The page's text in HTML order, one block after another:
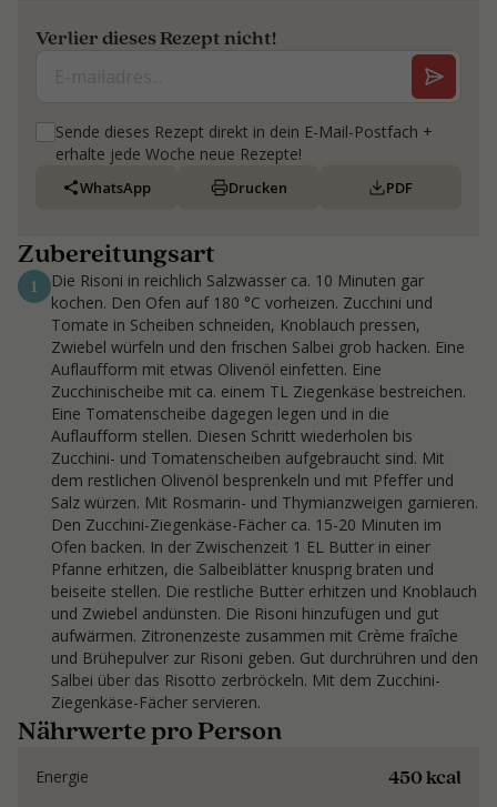
Verlier dieses Rezept nicht!
Sende dieses Rezept direkt in dein E-Mail-Postfach +
erhalte jede Woche neue Rezepte!
WhatsApp Drucken PDF
Zubereitungsart
1
Die Risoni in reichlich Salzwasser ca. 10 Minuten gar
kochen. Den Ofen auf 180 °C vorheizen. Zucchini und
Tomate in Scheiben schneiden, Knoblauch pressen,
Zwiebel würfeln und den frischen Salbei grob hacken. Eine
Auflaufform mit etwas Olivenöl einfetten. Eine
Zucchinischeibe mit ca. einem TL Ziegenkäse bestreichen.
Eine Tomatenscheibe dagegen legen und in die
Auflaufform stellen. Diesen Schritt wiederholen bis
Zucchini- und Tomatenscheiben aufgebraucht sind. Mit
dem restlichen Olivenöl besprenkeln und mit Pfeffer und
Salz würzen. Mit Rosmarin- und Thymianzweigen garnieren.
Den Zucchini-Ziegenkäse-Fächer ca. 15-20 Minuten im
Ofen backen. In der Zwischenzeit 1 EL Butter in einer
Pfanne erhitzen, die Salbeiblätter knusprig braten und
beiseite stellen. Die restliche Butter erhitzen und Knoblauch
und Zwiebel andünsten. Die Risoni hinzufügen und gut
aufwärmen. Zitronenzeste zusammen mit Crème fraîche
und Brühepulver zur Risoni geben. Gut durchrühren und den
Salbei über das Risotto zerbröckeln. Mit dem Zucchini-
Ziegenkäse-Fächer servieren.
Nährwerte pro Person
450 kcal
Energie